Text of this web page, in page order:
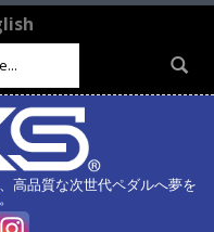
高品質な次世代ペダルへ夢を